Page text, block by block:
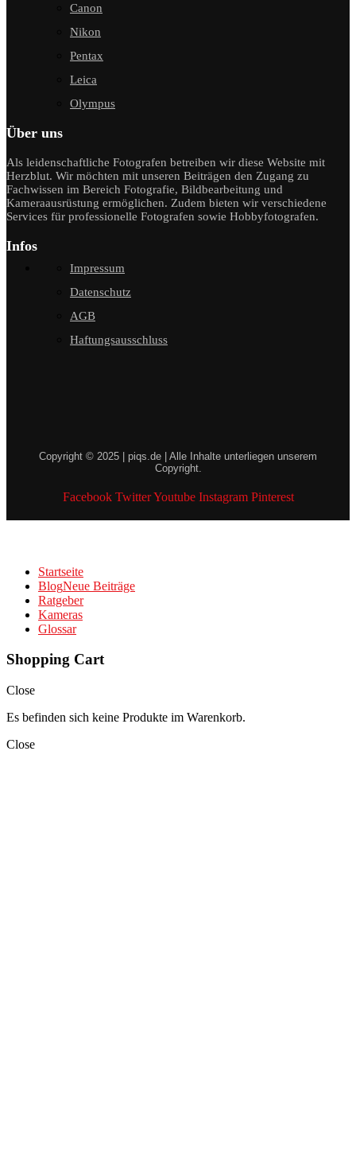
Canon
Nikon
Pentax
Leica
Olympus
Über uns
Als leidenschaftliche Fotografen betreiben wir diese Website mit
Herzblut. Wir möchten mit unseren Beiträgen den Zugang zu
Fachwissen im Bereich Fotografie, Bildbearbeitung und
Kameraausrüstung ermöglichen. Zudem bieten wir verschiedene
Services für professionelle Fotografen sowie Hobbyfotografen.
Infos
Impressum
Datenschutz
AGB
Haftungsausschluss
Copyright © 2025 | piqs.de | Alle Inhalte unterliegen unserem
Copyright.
Facebook Twitter Youtube Instagram Pinterest
Startseite
BlogNeue Beiträge
Ratgeber
Kameras
Glossar
Shopping Cart
Close
Es befinden sich keine Produkte im Warenkorb.
Close